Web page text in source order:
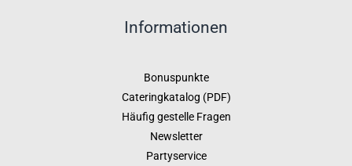
Informationen
Bonuspunkte
Cateringkatalog (PDF)
Häufig gestelle Fragen
Newsletter
Partyservice